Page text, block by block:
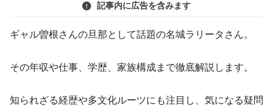
記事内に広告を含みます
ギャル曽根さんの旦那として話題の名城ラリータさん。
その年収や仕事、学歴、家族構成まで徹底解説します。
知られざる経歴や多文化ルーツにも注目し、気になる疑問